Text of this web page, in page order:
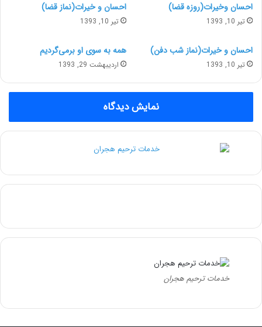
احسان وخیرات(روزه قضا)
تیر 10, 1393
احسان و خیرات(نماز قضا)
تیر 10, 1393
احسان و خیرات(نماز شب دفن)
تیر 10, 1393
همه به سوی او برمی‌گردیم
اردیبهشت 29, 1393
نمایش دیدگاه
خدمات ترحیم هجران